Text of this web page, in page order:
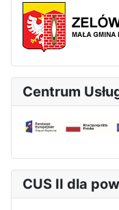
Centrum
CUS II dla